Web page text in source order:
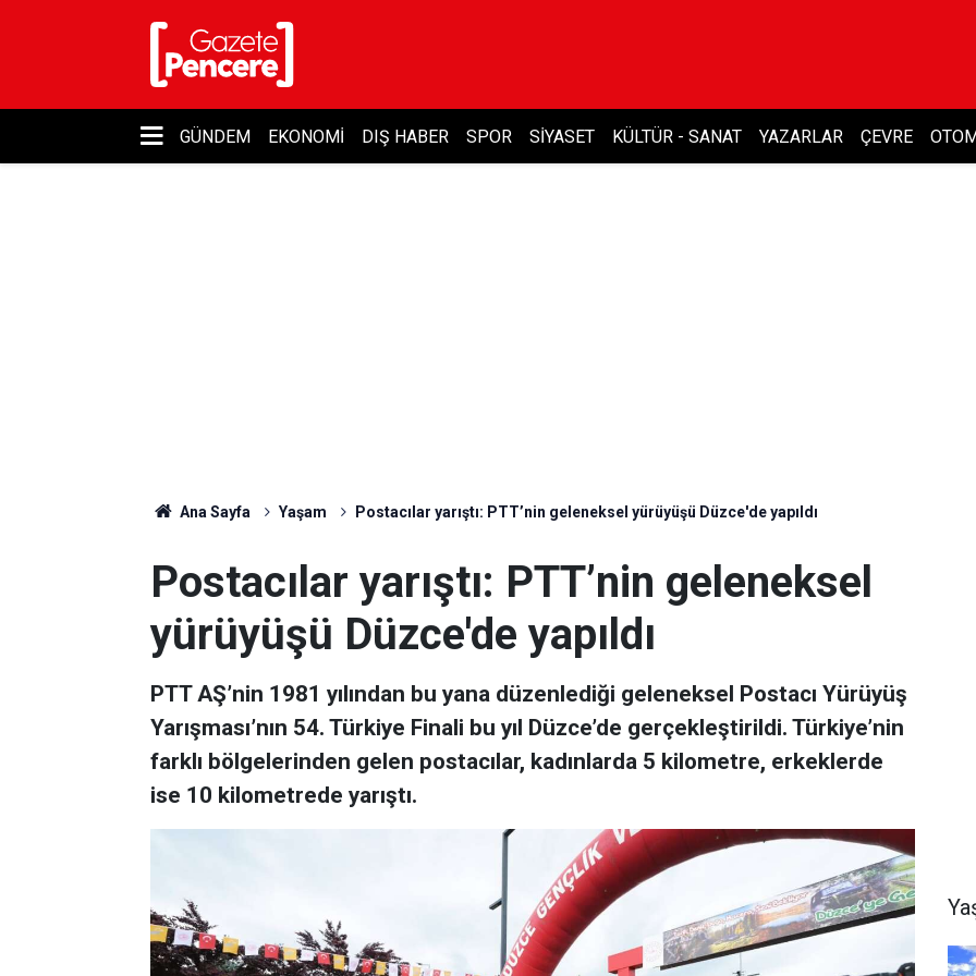
GÜNDEM EKONOMI DIŞ HABER SPOR SIYASET KÜLTÜR - SANAT YAZARLAR ÇEVRE
Ana Sayfa Yaşam Postacılar yarıştı: PTT’nin geleneksel yürüyüşü Düzce'de yapıldı
Postacılar yarıştı: PTT’nin geleneksel
yürüyüşü Düzce'de yapıldı
PTT AŞ’nin 1981 yılından bu yana düzenlediği geleneksel Postacı Yürüyüş
Yarışması’nın 54. Türkiye Finali bu yıl Düzce’de gerçekleştirildi. Türkiye’nin
farklı bölgelerinden gelen postacılar, kadınlarda 5 kilometre, erkeklerde
ise 10 kilometrede yarıştı.